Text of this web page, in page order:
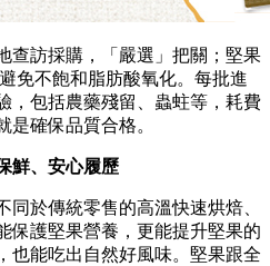
查訪採購，「嚴選」把關；堅果
免不飽和脂肪酸氧化。每批進
，包括農藥殘留、蟲蛀等，耗費
是確保品質合格。
鮮、安心履歷
於傳統零售的高溫快速烘焙、
保護堅果營養，更能提升堅果的
也能吃出自然好風味。堅果跟全